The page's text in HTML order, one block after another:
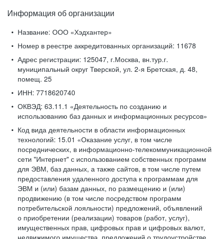
Информация об организации
Название: ООО «Хэдхантер»
Номер в реестре аккредитованных организаций: 11678
Адрес регистрации: 125047, г.Москва, вн.тур.г.
муниципальный округ Тверской, ул. 2-я Бретская, д. 48,
помещ. 25
ИНН: 7718620740
ОКВЭД: 63.11.1 «Деятельность по созданию и
использованию баз данных и информационных ресурсов»
Код вида деятельности в области информационных
технологий: 15.01 «Оказание услуг, в том числе
посреднических, в информационно-телекоммуникационной
сети "Интернет" с использованием собственных программ
для ЭВМ, баз данных, а также сайтов, в том числе путем
предоставления удаленного доступа к программам для
ЭВМ и (или) базам данных, по размещению и (или)
продвижению (в том числе посредством программ
потребительской лояльности) предложений, объявлений
о приобретении (реализации) товаров (работ, услуг),
имущественных прав, цифровых прав и цифровых валют,
недвижимого имущества, предложений о трудоустройстве,